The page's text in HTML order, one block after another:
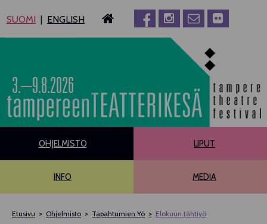
sisältöön
SUOMI ENGLISH
3.–9.8.2026
OHJELMISTO LIPUT
INFO MEDIA
Etusivu Ohjelmisto Tapahtumien Yö Elokuun tähtiyö